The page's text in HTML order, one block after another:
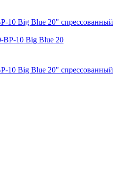
10 Big Blue 20" спрессованный
10 Big Blue 20" спрессованный